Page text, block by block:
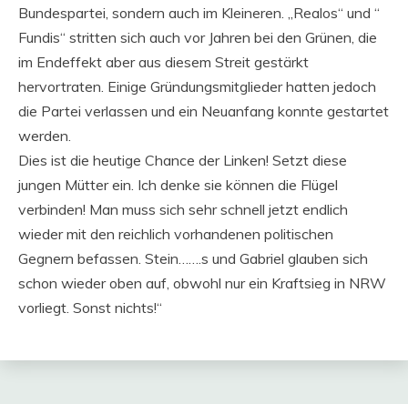
Bundespartei, sondern auch im Kleineren. „Realos“ und “
Fundis“ stritten sich auch vor Jahren bei den Grünen, die
im Endeffekt aber aus diesem Streit gestärkt
hervortraten. Einige Gründungsmitglieder hatten jedoch
die Partei verlassen und ein Neuanfang konnte gestartet
werden.
Dies ist die heutige Chance der Linken! Setzt diese
jungen Mütter ein. Ich denke sie können die Flügel
verbinden! Man muss sich sehr schnell jetzt endlich
wieder mit den reichlich vorhandenen politischen
Gegnern befassen. Stein…….s und Gabriel glauben sich
schon wieder oben auf, obwohl nur ein Kraftsieg in NRW
vorliegt. Sonst nichts!“